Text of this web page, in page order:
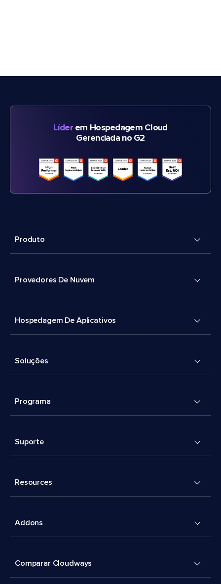
Líderem Hospedagem Cloud
Gerenciada no G2
Produto
Provedores De Nuvem
Hospedagem De Aplicativos
Soluções
Programa
Suporte
Resources
Addons
Comparar Cloudways